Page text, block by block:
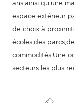
ans,ainsi qu'une
espace extérieur
de choix à
écoles,des
commodités.Une
secteurs les plus